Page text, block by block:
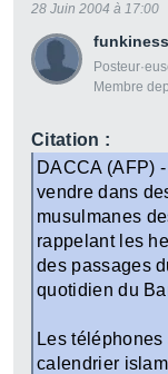
funkiness
Membre
28 Juin 2004 à 17:00
Citation :
DACCA (AFP)
vendre dans
musulmanes
rappelant les
des passages
quotidien du
Les
calendrier